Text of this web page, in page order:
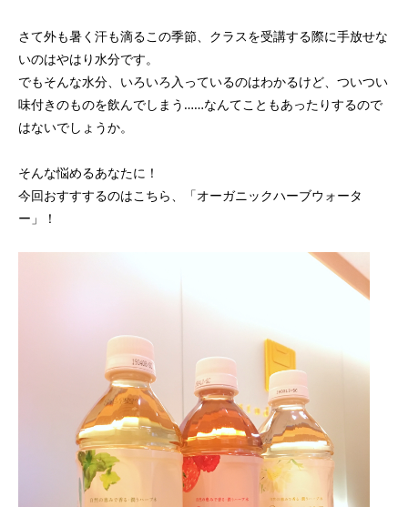
さて外も暑く汗も滴るこの季節、クラスを受講する際に手放せな
いのはやはり水分です。
でもそんな水分、いろいろ入っているのはわかるけど、ついつい
味付きのものを飲んでしまう……なんてこともあったりするので
はないでしょうか。
そんな悩めるあなたに！
今回おすすするのはこちら、「オーガニックハーブウォータ
ー」！